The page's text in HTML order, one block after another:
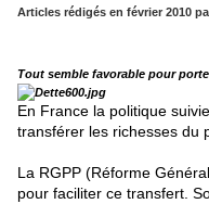
Articles rédigés en février 2010
Tout semble favorable pour
En France la politique
transférer les richesses du
La RGPP (Réforme
pour faciliter ce transfert.